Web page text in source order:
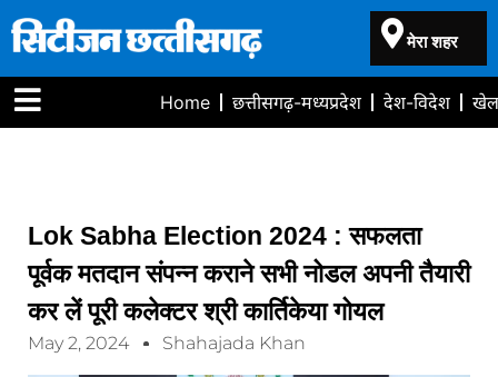
मेरा शहर
Home छत्तीसगढ़-मध्यप्रदेश देश-विदेश
Lok Sabha Election 2024 : सफलता
पूर्वक मतदान संपन्न कराने सभी नोडल अपनी तैयारी
कर लें पूरी कलेक्टर श्री कार्तिकेया गोयल
May 2, 2024 Shahajada Khan